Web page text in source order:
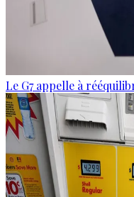
Le G7 appelle à